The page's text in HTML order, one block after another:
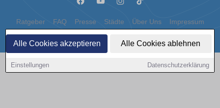
Alle Cookies akzeptieren Alle Cookies ablehnen
Einstellungen Datenschutzerklärung
Ratgeber FAQ Presse Städte Über Uns Impressum
Datenschutz Cookies
Copyright © 2000 - 2026 | 1A Infosysteme GmbH | Content by: 1a-sites-autos